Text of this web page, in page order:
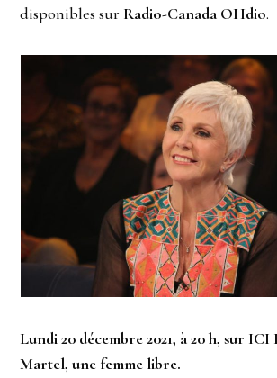
disponibles sur Radio-Canada OHdio.
Lundi 20 décembre 2021, à 20 h, sur
Martel, une femme libre.